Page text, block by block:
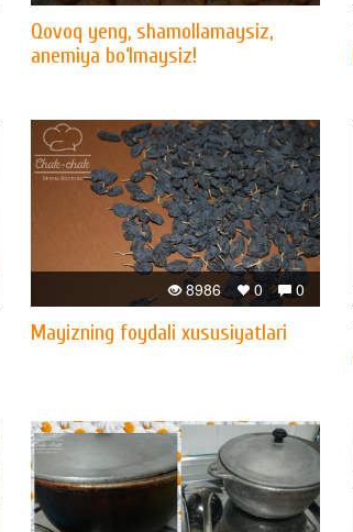
Qovoq yeng, shamollamaysiz,
anemiya bo‘lmaysiz!
0
0
8986
Mayizning foydali xususiyatlari